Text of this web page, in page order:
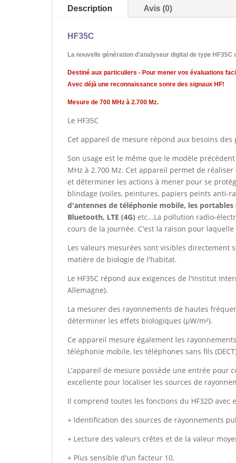
Description Avis (0)
HF35C
La nouvelle génération d'analyseur digital de type
Destiné aux particuliers - Pour mener vos évaluations
Avec déjà une reconnaissance sonre des signaux HF!
Mesure de 700 MHz à 2.700 Mz.
Le HF35C
Cet appareil de mesure répond aux besoins
Son usage est le même que le modèle
MHz à 2.700 Mz. Cet appareil permet de
et déterminer les actions à mener pour se
blindage (voiles, peintures, papiers peints anti-
d'antennes de téléphonie mobile, les portables
Bluetooth, LTE (4G) etc...La pollution radio-
cours de la journée. C'est la raison pour
Les valeurs mesurées sont visibles directement
matière de biologie de l'habitat.
Le HF35C répond aux exigences de l'Institut
Allemagne).
La mesurer des rayonnements de hautes
déterminer les effets biologiques (µW/m²).
Ce appareil mesure également les
téléphonie mobile, les téléphones sans fils
L'appareil de mesure possède une entrée pour
excellente pour localiser les sources de
Il comprend toutes les fonctions du HF32D avec
+ Identification des sources de rayonnements
+ Lecture des valeurs crêtes et de la valeur
+ Plus sensible d'un facteur 10.